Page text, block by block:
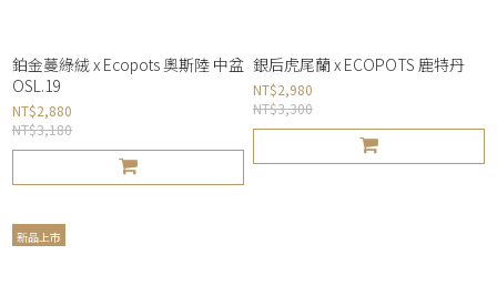
鉑金蔓綠絨 x Ecopots 奧斯陸 中盆
OSL.19
NT$2,880
NT$3,180
銀后虎尾蘭 x ECOPOTS 鹿特丹
NT$2,980
NT$3,300
新品上市